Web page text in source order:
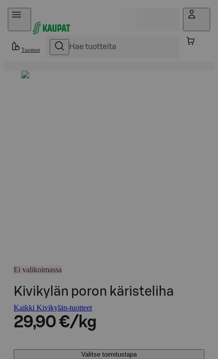
Hyppää sisältöön
Tuotteet
Ei valikoimassa
Kivikylän poron käristeliha
Kaikki Kivikylän-tuotteet
29,90 €/kg
Valitse toimitustapa